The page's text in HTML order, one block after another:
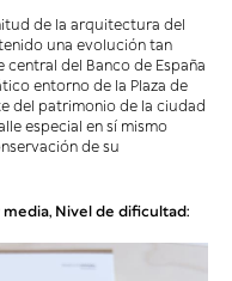
de la arquitectura del
una evolución tan
del Banco de España
entorno de la Plaza de
del patrimonio de la ciudad
especial en sí mismo
de su
media, Nivel de dificultad: